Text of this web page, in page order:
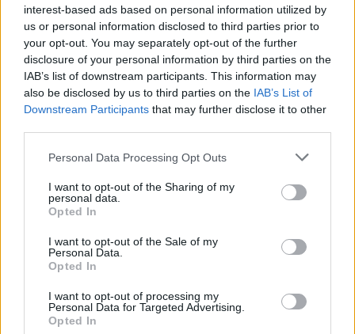
interest-based ads based on personal information utilized by
us or personal information disclosed to third parties prior to
your opt-out. You may separately opt-out of the further
disclosure of your personal information by third parties on the
IAB’s list of downstream participants. This information may
also be disclosed by us to third parties on the IAB’s List of
Downstream Participants that may further disclose it to other
Please note that this website/app uses one or more Google
not limited to your visit or usage behaviour. You may click to
grant or deny consent to Google and its third-party tags to
use your data for below specified purposes in below Google
consent section.
Personal Data Processing Opt Outs
I want to opt-out of the Sharing of my
personal data.
Opted In
I want to opt-out of the Sale of my
Personal Data.
Opted In
I want to opt-out of processing my
Personal Data for Targeted Advertising.
Opted In
Wynik meczu Kolejarz Knapy vs LZS Żabno
Po zakończeniu spotkania automatycznie publikujemyoficjalny wynik
spotkania, a także dane meczowe, jeśli są dostępne.
Pełny harmonogram rozgrywek dostępny jest tutaj:Stalowa Wola >
Klasa A, gr. I - terminarz
Informacje o składach i strzelcach
W miarę dostępności danych, publikujemyskłady wyjściowe,
aktualizujemy zależnie od poziomu ligi i dostępnych źródeł.
Śledź mecze swojej drużyny
Jeśli jesteś kibicem klubu Kolejarz Knapy lub LZS Żabno - zaglądaj tutaj
meczów, wynikach, transferach i newsach klubowych
PodkarpacieLive.pl to największa baza
piłkarskichw województwie. Sprawdź nasze relacje, śledź ulubioną ligę i
Analiza przed meczem: Kolejarz Knapy vs LZS Żabno